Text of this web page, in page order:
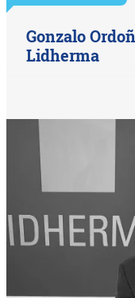
Gonzalo
Lidherma